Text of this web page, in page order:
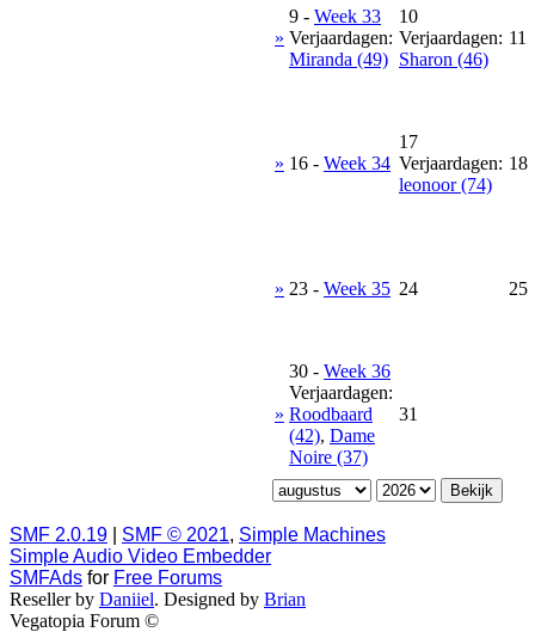
»
9 - Week 33
Verjaardagen:
Miranda (49)
10
Verjaardagen:
Sharon (46)
11
» 16 - Week 34
17
Verjaardagen:
leonoor (74)
18
» 23 - Week 35 24 25
»
30 - Week 36
Verjaardagen:
Roodbaard
(42), Dame
Noire (37)
31
SMF 2.0.19 SMF © 2021, Simple Machines
Simple Audio Video Embedder
SMFAds for Free Forums
Reseller by Daniiel. Designed by Brian
Vegatopia Forum ©